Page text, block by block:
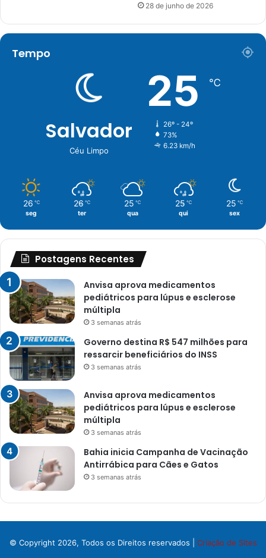
28 de junho de 2026
Tempo
Salvador
Céu Limpo
25 ℃
26º - 24º
73%
6.23 km/h
26 ℃
seg
26 ℃
ter
25 ℃
qua
25 ℃
qui
25 ℃
sex
Postagens Recentes
Anvisa aprova medicamentos
pediátricos para lúpus e esclerose
múltipla
3 semanas atrás
Governo destina R$ 547 milhões para
ressarcir beneficiários do INSS
3 semanas atrás
Anvisa aprova medicamentos
pediátricos para lúpus e esclerose
múltipla
3 semanas atrás
Bahia inicia Campanha de Vacinação
Antirrábica para Cães e Gatos
3 semanas atrás
© Copyright 2026, Todos os Direitos reservados | Criação de Sites